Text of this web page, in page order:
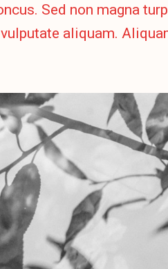
Sed non magna
aliquam.